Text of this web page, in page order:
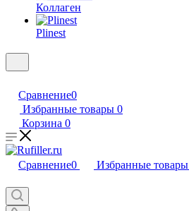
Коллаген
Plinest
Сравнение0
Избранные товары 0
Корзина 0
Сравнение0 Избранные товары